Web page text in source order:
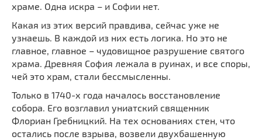
храме. Одна искра – и Софии нет.
Какая из этих версий правдива, сейчас уже не
узнаешь. В каждой из них есть логика. Но это не
главное, главное – чудовищное разрушение святого
храма. Древняя София лежала в руинах, и все споры,
чей это храм, стали бессмысленны.
Только в 1740-х года началось восстановление
собора. Его возглавил униатский священник
Флориан Гребницкий. На тех основаниях стен, что
остались после взрыва, возвели двухбашенную